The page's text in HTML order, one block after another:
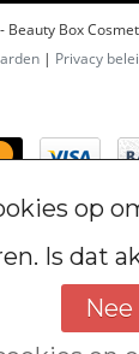
Beauty Box
| Privacy
op
Is dat
Nee